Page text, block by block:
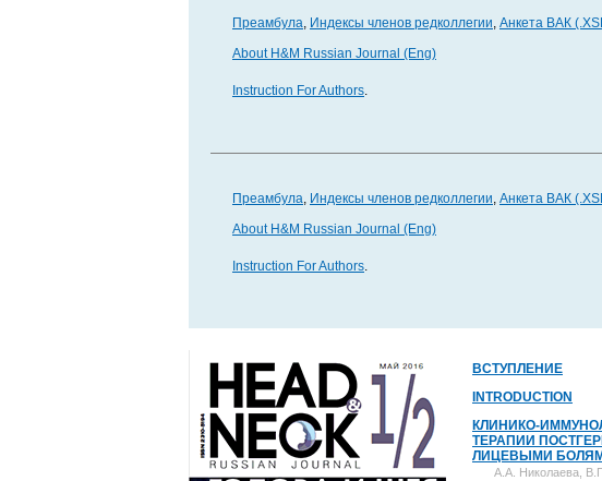
Преамбула, Индексы членов редколлегии, Анкета ВАК
About H&M Russian Journal (Eng)
Instruction For Authors.
Преамбула, Индексы членов редколлегии, Анкета ВАК
About H&M Russian Journal (Eng)
Instruction For Authors.
ВСТУПЛЕНИЕ
INTRODUCTION
КЛИНИКО-
ТЕРАПИИ
ЛИЦЕВЫМИ
А.А. Николаева,